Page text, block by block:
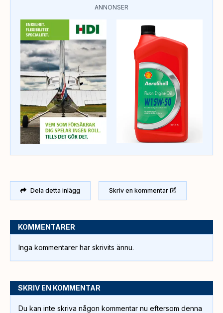
ANNONSER
Dela detta inlägg Skriv en kommentar
KOMMENTARER
Inga kommentarer har skrivits ännu.
SKRIV EN KOMMENTAR
Du kan inte skriva någon kommentar nu eftersom denna